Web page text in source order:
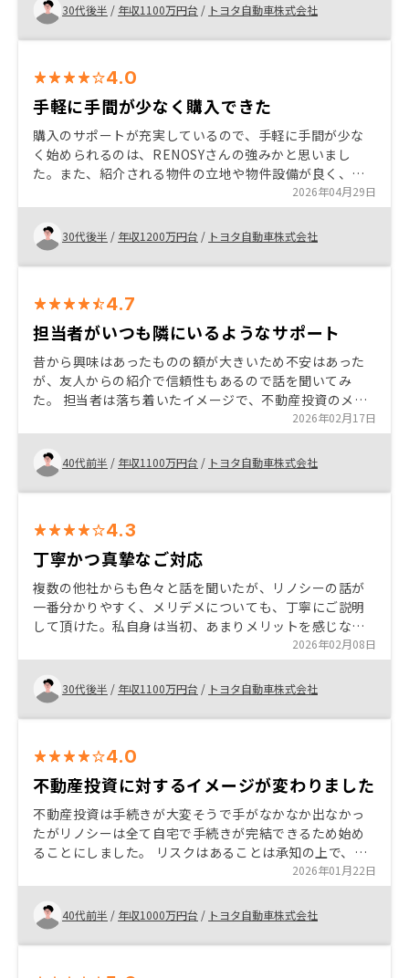
30代後半 / 年収1100万円台 / トヨタ自動車株式会社
4.0
手軽に手間が少なく購入できた
購入のサポートが充実しているので、手軽に手間が少な
く始められるのは、RENOSYさんの強みかと思いまし
た。また、紹介される物件の立地や物件設備が良く、フ
ルローンで基本的に進められるところも良いと感じまし
た。時間をかけずに不動産投資をされたい方に向いてい
ると改めて思いました。 他社の類似物件と比較して、提
案いただける物件は、立地と建物設備は良いものが多い
が、利回りが低いと感じる。大手なので仕方ない部分も
かないと感じた。今後買い手の増加や金利上昇で利回り
はよりシビアになってくるのでなかなか購入しづらくな
ると思いました。
2026年04月29日
30代後半 / 年収1200万円台 / トヨタ自動車株式会社
4.7
担当者がいつも隣にいるようなサポート
昔から興味はあったものの額が大きいため不安はあった
が、友人からの紹介で信頼性もあるので話を聞いてみ
た。 担当者は落ち着いたイメージで、不動産投資のメリ
ットはもちろんデメリットも教えてくれて安心できた。
節税効果、投機価値・賃貸需要、信用活用などから最終
的には購入を決めた。 不動産投資は初めてだったが、そ
こまで手続きは難しくなくて良かった。 団信の申し込み
が初めての人には団信とはどういうものでどういう人は
と思いました。 住信SBIネット銀行のリノシーバンクが
利用できないローン会社もあるので、今後すべてのロー
ン会社でリノシーバンクが使えるようになって、一括で
管理できるようになると便利になって嬉しいです。
2026年02月17日
40代前半 / 年収1100万円台 / トヨタ自動車株式会社
4.3
丁寧かつ真摯なご対応
複数の他社からも色々と話を聞いたが、リノシーの話が
一番分かりやすく、メリデメについても、丁寧にご説明
して頂けた。私自身は当初、あまりメリットを感じなか
ったため、色々と質問やシミュレーションをお願いした
が、真摯にご対応頂けたおかげで納得して投資判断がで
きた。
2026年02月08日
30代後半 / 年収1100万円台 / トヨタ自動車株式会社
4.0
不動産投資に対するイメージが変わりました
不動産投資は手続きが大変そうで手がなかなか出なかっ
たがリノシーは全て自宅で手続きが完結できるため始め
ることにしました。 リスクはあることは承知の上で、都
心部マンションに絞ることでリスクを軽減するだけでな
く、今後上昇の予想にも共感できたことからリノシーで
購入を決めました。
2026年01月22日
40代前半 / 年収1000万円台 / トヨタ自動車株式会社